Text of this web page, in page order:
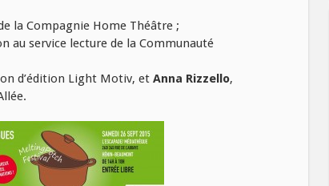
la Compagnie Home Théâtre ;
au service lecture de la Communauté
d’édition Light Motiv, et Anna Rizzello,